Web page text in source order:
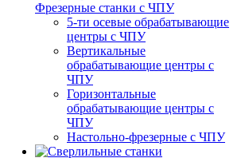
Фрезерные станки с ЧПУ
5-ти осевые обрабатывающие
центры с ЧПУ
Вертикальные
обрабатывающие центры с
ЧПУ
Горизонтальные
обрабатывающие центры с
ЧПУ
Настольно-фрезерные с ЧПУ